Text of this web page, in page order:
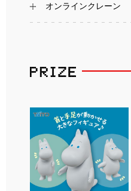
オンラインクレーン